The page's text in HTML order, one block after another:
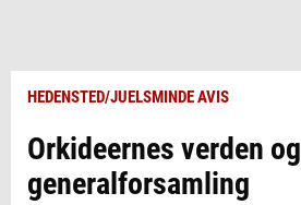
HEDENSTED/JUELSMINDE AVIS
Orkideernes verden og
generalforsamling